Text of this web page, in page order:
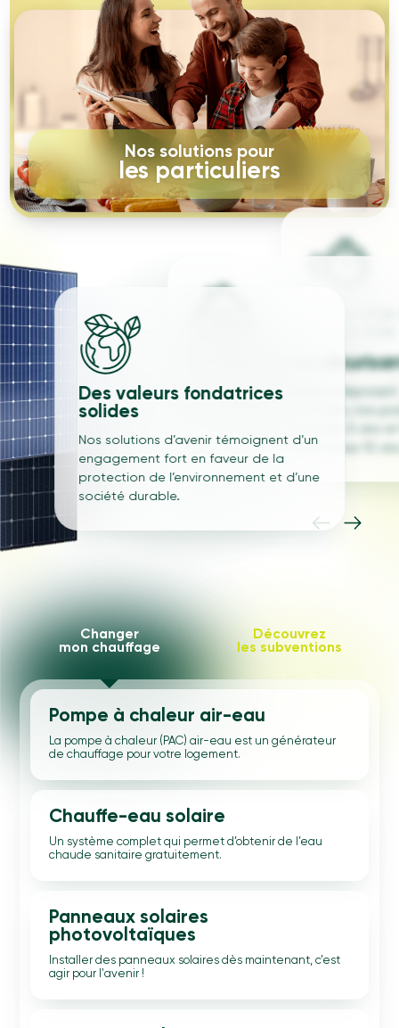
Nos solutions pour
les particuliers
Des valeurs fondatrices
solides
Nos solutions d’avenir témoignent d’un
engagement fort en faveur de la
protection de l’environnement et d’une
société durable.
Des garanties
Nos panneaux solaires disposent
cuves de nos chauffe-eaux 10
Une hotline
demandes et
respectueuse
produits sont de fabrication
et présentent un haut
de performance énergétique.
Changer
mon chauffage
Découvrez
les subventions
Pompe à chaleur air-eau
La pompe à chaleur (PAC) air-eau est un générateur
de chauffage pour votre logement.
Chauffe-eau solaire
Un système complet qui permet d’obtenir de l’eau
chaude sanitaire gratuitement.
Panneaux solaires
photovoltaïques
Installer des panneaux solaires dès maintenant, c’est
agir pour l'avenir !